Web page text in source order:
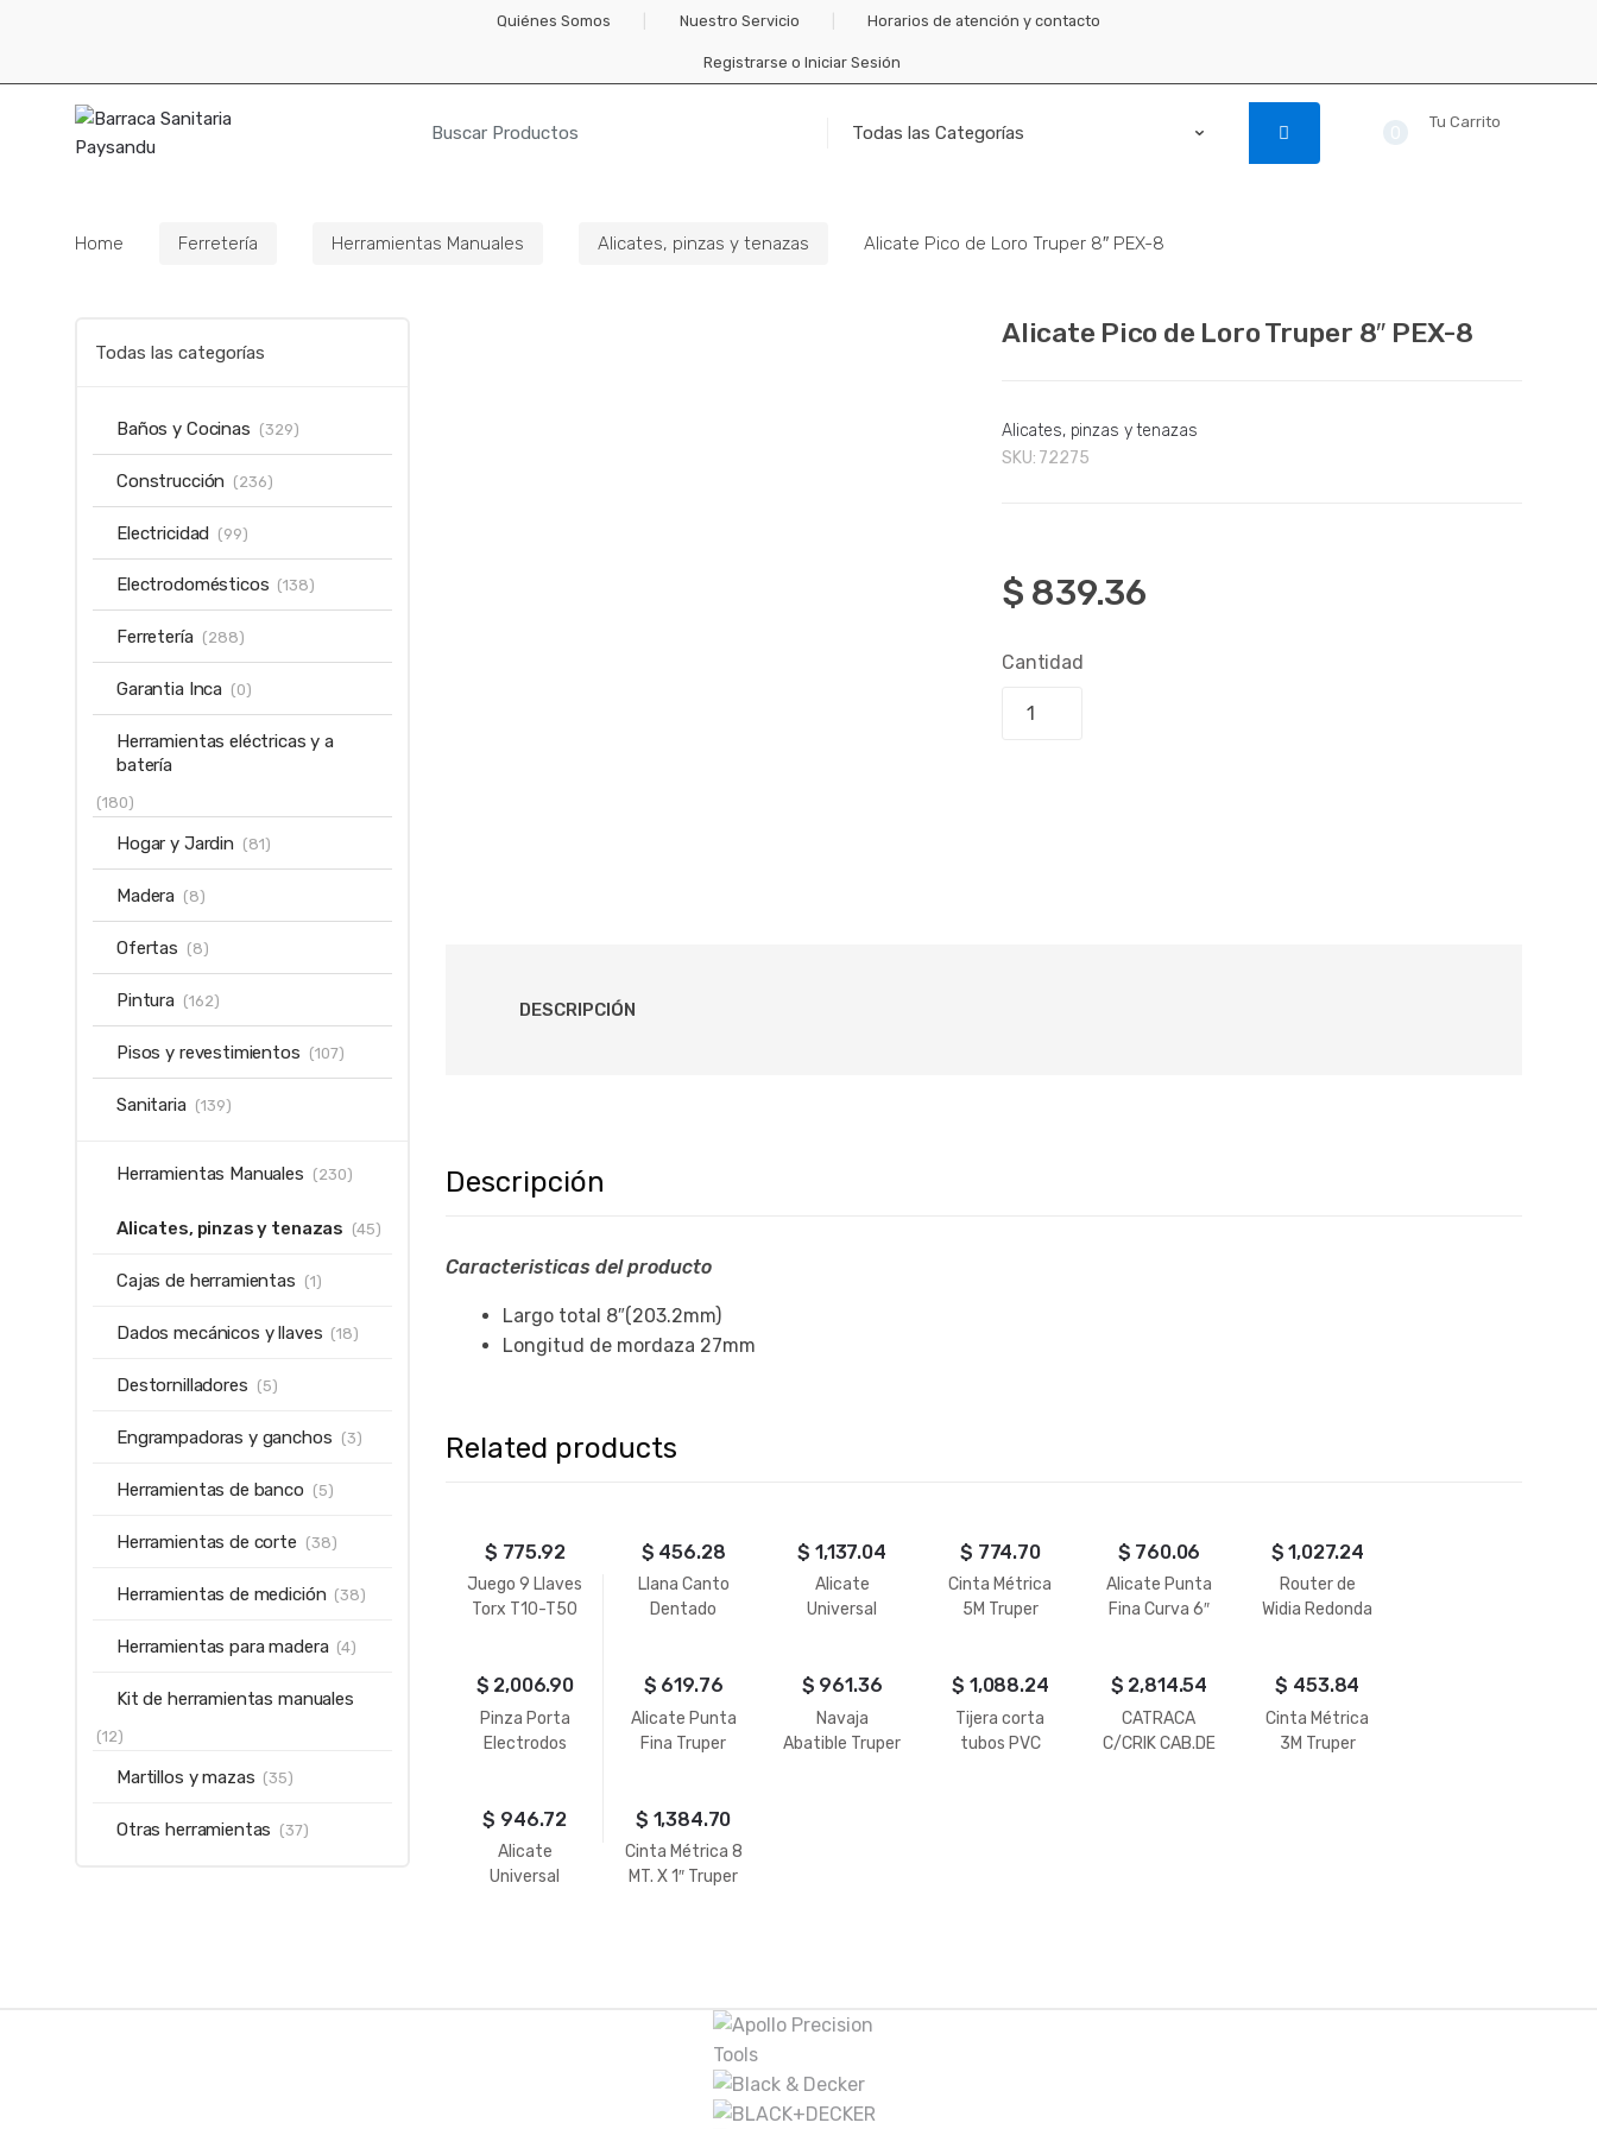
Quiénes Somos Nuestro Servicio Horarios de atención y contacto
Registrarse o Iniciar Sesión
para:
Tu Carrito
Home Ferretería Herramientas Manuales Alicates, pinzas y tenazas Alicate Pico de Loro Truper 8″ PEX-8
Alicate Pico de Loro Truper 8″ PEX-8
Alicates, pinzas y tenazas
SKU: 72275
$ 839.36
Cantidad
DESCRIPCIÓN
Descripción
Caracteristicas del producto
Largo total 8″(203.2mm)
Longitud de mordaza 27mm
Related products
$ 775.92
Juego 9 Llaves
Torx T10-T50
$ 456.28
Llana Canto
Dentado
$1,137.04
Alicate
Universal
$ 774.70
Cinta Métrica
5M Truper
$ 760.06
Alicate Punta
Fina Curva 6″
$1,027.24
Router de
Widia Redonda
$ 2,006.90
Pinza Porta
Electrodos
$ 619.76
Alicate Punta
Fina Truper
$ 961.36
Navaja
Abatible Truper
$ 1,088.24
Tijera corta
tubos PVC
$ 2,814.54
CATRACA
C/CRIK CAB.DE
$ 453.84
Cinta Métrica
3M Truper
$ 946.72
Alicate
Universal
$ 1,384.70
Cinta Métrica 8
MT. X 1″ Truper
Todas las categorías
Baños y Cocinas (329)
Construcción (236)
Electricidad (99)
Electrodomésticos (138)
Ferretería (288)
Garantia Inca (0)
Herramientas eléctricas y a
batería
(180)
Hogar y Jardin (81)
Madera (8)
Ofertas (8)
Pintura (162)
Pisos y revestimientos (107)
Sanitaria (139)
Herramientas Manuales (230)
Alicates, pinzas y tenazas (45)
Cajas de herramientas (1)
Dados mecánicos y llaves (18)
Destornilladores (5)
Engrampadoras y ganchos (3)
Herramientas de banco (5)
Herramientas de corte (38)
Herramientas de medición (38)
Herramientas para madera (4)
Kit de herramientas manuales
(12)
Martillos y mazas (35)
Otras herramientas (37)